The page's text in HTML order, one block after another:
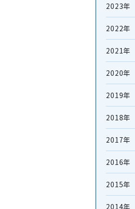
2023年
2022年
2021年
2020年
2019年
2018年
2017年
2016年
2015年
2014年